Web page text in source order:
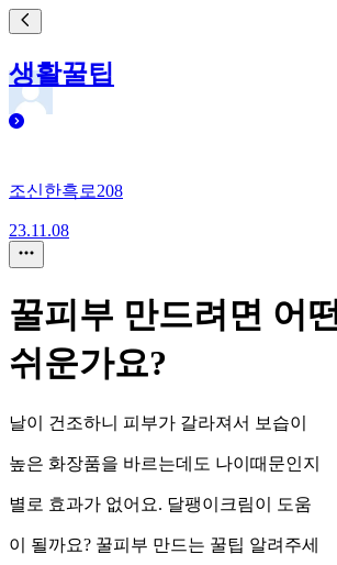
생활꿀팁
조신한흑로208
23.11.08
꿀피부 만드려면 어
쉬운가요?
날이 건조하니 피부가 갈라져서 보습이
높은 화장품을 바르는데도 나이때문인지
별로 효과가 없어요. 달팽이크림이 도움
이 될까요? 꿀피부 만드는 꿀팁 알려주세